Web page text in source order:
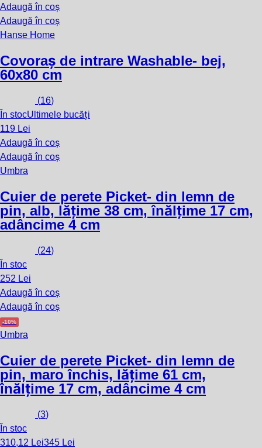
Adaugă în coș
Adaugă în coș
Hanse Home
Covoraș de intrare Washable- bej,
60x80 cm
(16)
În stocUltimele bucăți
119 Lei
Adaugă în coș
Adaugă în coș
Umbra
Cuier de perete Picket- din lemn de
pin, alb, lățime 38 cm, înălțime 17 cm,
adâncime 4 cm
(24)
În stoc
252 Lei
Adaugă în coș
Adaugă în coș
-10%
Umbra
Cuier de perete Picket- din lemn de
pin, maro închis, lățime 61 cm,
înălțime 17 cm, adâncime 4 cm
(3)
În stoc
310,12 Lei345 Lei